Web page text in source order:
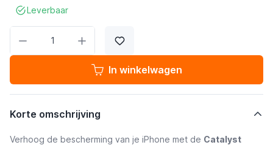
Leverbaar
In winkelwagen
Korte omschrijving
Verhoog de bescherming van je iPhone met de Catalyst